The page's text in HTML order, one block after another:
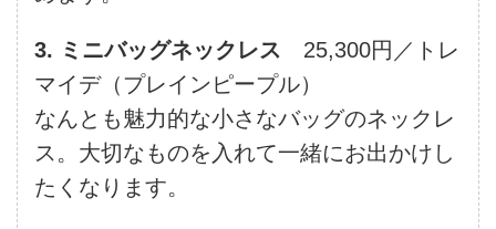
3. ミニバッグネックレス 25,300円／トレ
マイデ（プレインピープル）
なんとも魅力的な小さなバッグのネックレ
ス。大切なものを入れて一緒にお出かけし
たくなります。